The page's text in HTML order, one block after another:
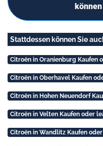
Stattdessen können Sie
Citroën in Oranienburg Kaufen
Citroën in Oberhavel Kaufen
Citroën in Hohen Neuendorf
Citroën in Velten Kaufen oder
Citroën in Wandlitz Kaufen